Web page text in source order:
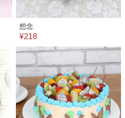
想念
¥218